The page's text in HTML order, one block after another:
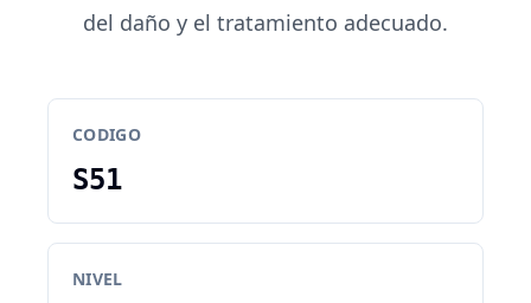
del daño y el tratamiento adecuado.
CODIGO
S51
NIVEL